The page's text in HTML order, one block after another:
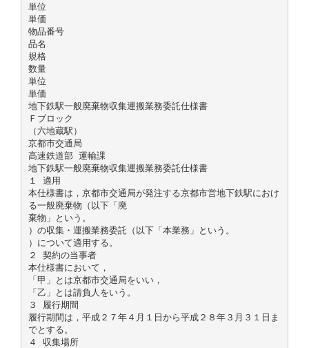
単位
単価
物品番号
品名
規格
数量
単位
単価
地下鉄駅一般廃棄物収集運搬業務委託仕様書
Ｆブロック
（六地蔵駅）
京都市交通局
高速鉄道部 運輸課
地下鉄駅一般廃棄物収集運搬業務委託仕様書
１ 適用
本仕様書は，京都市交通局が発注する京都市営地下鉄駅におけ
る一般廃棄物（以下「廃
棄物」という。
）の収集・運搬業務委託（以下「本業務」という。
）について適用する。
２ 契約の当事者
本仕様書において，
「甲」とは京都市交通局をいい，
「乙」とは請負人をいう。
３ 履行期間
履行期間は，平成２７年４月１日から平成２８年３月３１日ま
でとする。
４ 収集場所